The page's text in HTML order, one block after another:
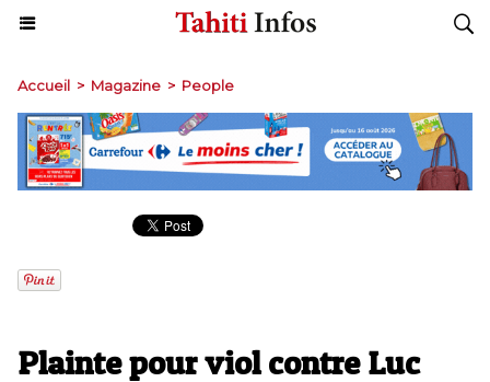
Accueil > Magazine > People
Plainte pour viol contre Luc